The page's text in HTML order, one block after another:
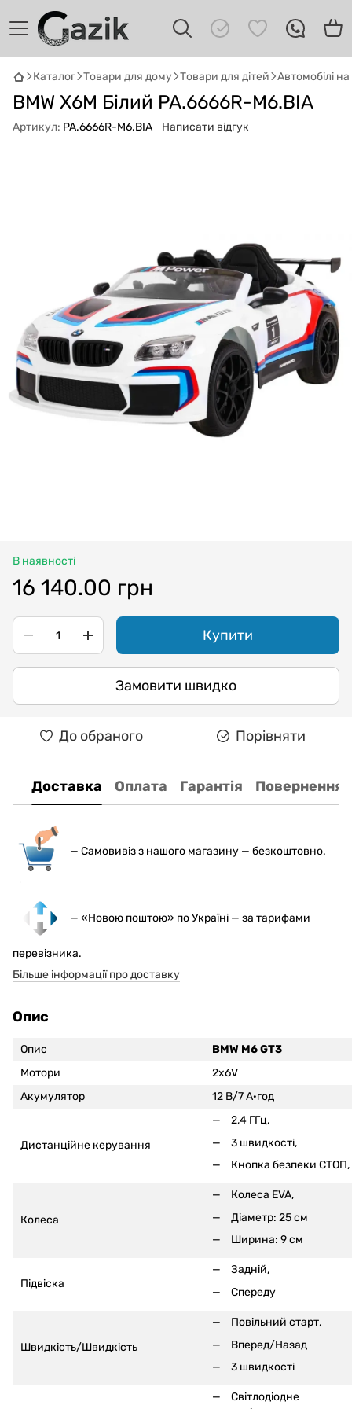
Каталог Товари для дому Товари для дітей Автомобілі
BMW X6M Білий PA.6666R-M6.BIA
Артикул: PA.6666R-M6.BIA Написати відгук
В наявності
16 140.00 грн
Купити
Замовити швидко
До обраного Порівняти
Доставка Оплата Гарантія Повернення
— Самовивіз з нашого магазину — безкоштовно.
— «Новою поштою» по Україні — за тарифами
перевізника.
Більше інформації про доставку
Опис
Опис
BMW M6 GT3
Мотори
2x6V
Акумулятор
12 В/7 А·год
Дистанційне керування
2,4 ГГц,
3 швидкості,
Кнопка безпеки СТОП,
Колеса
Колеса EVA,
Діаметр: 25 см
Ширина: 9 см
Підвіска
Задній,
Спереду
Швидкість/Швидкість
Повільний старт,
Вперед/Назад
3 швидкості
Світлодіодне
GAZIKAI